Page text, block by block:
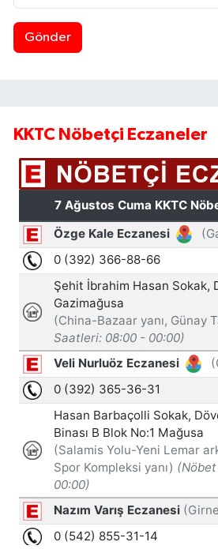
Gönder
KKTC Nöbetçi Eczaneler